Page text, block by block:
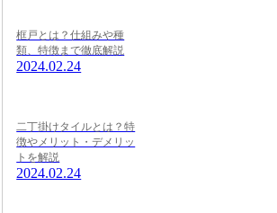
框戸とは？仕組みや種
類、特徴まで徹底解説
2024.02.24
二丁掛けタイルとは？特
徴やメリット・デメリッ
トを解説
2024.02.24